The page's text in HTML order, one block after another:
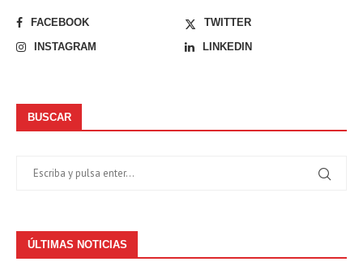
FACEBOOK
TWITTER
INSTAGRAM
LINKEDIN
BUSCAR
ÚLTIMAS NOTICIAS